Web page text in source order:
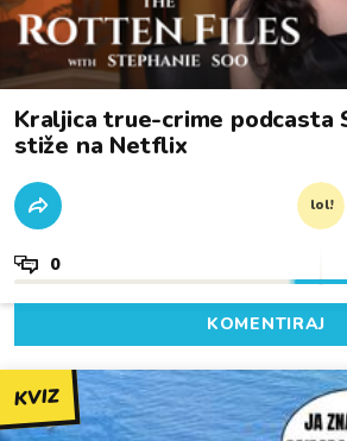
Kraljica true-crime podcasta
stiže na Netflix
lol!
0
KOMENTIRAJ
KVIZ